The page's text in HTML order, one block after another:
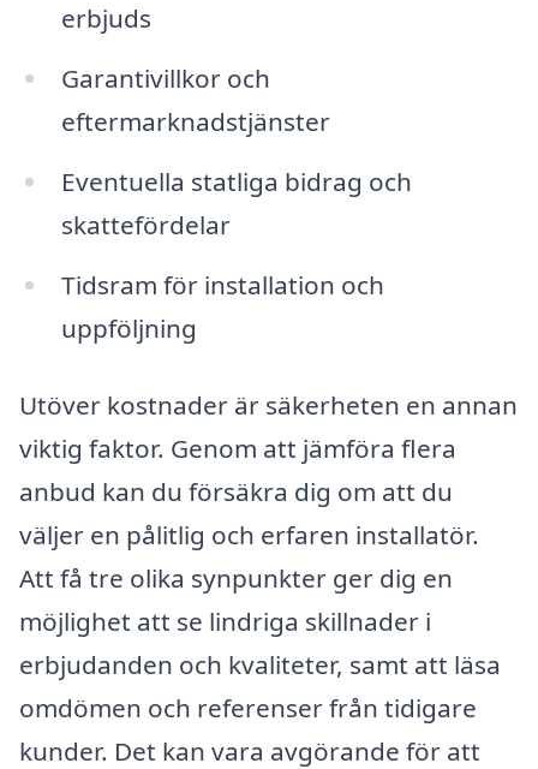
erbjuds
Garantivillkor och
eftermarknadstjänster
Eventuella statliga bidrag och
skattefördelar
Tidsram för installation och
uppföljning
Utöver kostnader är säkerheten en annan
viktig faktor. Genom att jämföra flera
anbud kan du försäkra dig om att du
väljer en pålitlig och erfaren installatör.
Att få tre olika synpunkter ger dig en
möjlighet att se lindriga skillnader i
erbjudanden och kvaliteter, samt att läsa
omdömen och referenser från tidigare
kunder. Det kan vara avgörande för att